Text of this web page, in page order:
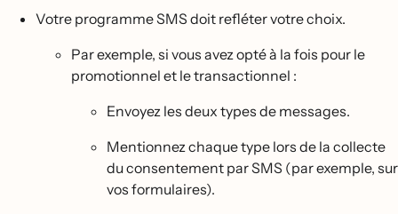
Votre programme SMS doit refléter votre choix.
Par exemple, si vous avez opté à la fois pour le
promotionnel et le transactionnel :
Envoyez les deux types de messages.
Mentionnez chaque type lors de la collecte
du consentement par SMS (par exemple, sur
vos formulaires).